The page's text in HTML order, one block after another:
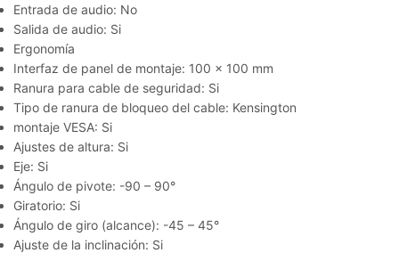
Entrada de audio: No
Salida de audio: Si
Ergonomía
Interfaz de panel de montaje: 100 x 100 mm
Ranura para cable de seguridad: Si
Tipo de ranura de bloqueo del cable: Kensington
montaje VESA: Si
Ajustes de altura: Si
Eje: Si
Ángulo de pivote: -90 – 90°
Giratorio: Si
Ángulo de giro (alcance): -45 – 45°
Ajuste de la inclinación: Si